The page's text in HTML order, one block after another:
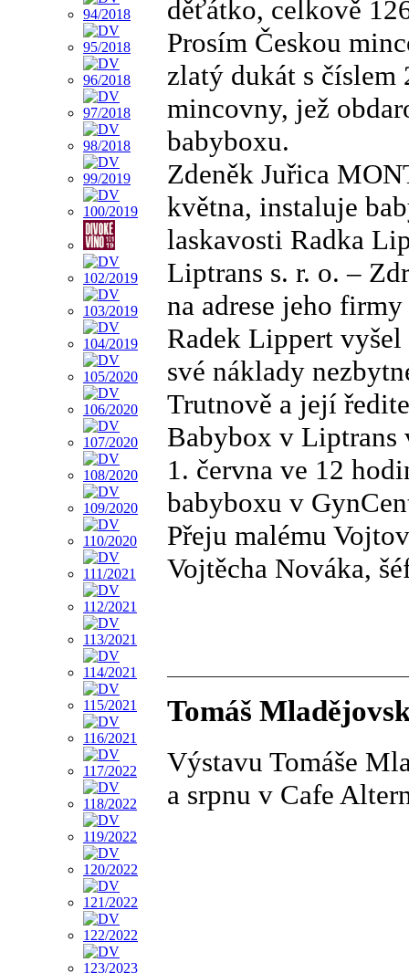
děťátko, celkově
Prosím Českou
zlatý dukát s číslem
mincovny, jež
babyboxu.
Zdeněk Juřica
května, instaluje
laskavosti Radka
Liptrans s. r. o. –
na adrese jeho
Radek Lippert
své náklady
Trutnově a její
Babybox v Liptrans
1. června ve 12
babyboxu v
Přeju malému
Vojtěcha Nováka,
Tomáš
Výstavu Tomáše
a srpnu v Cafe